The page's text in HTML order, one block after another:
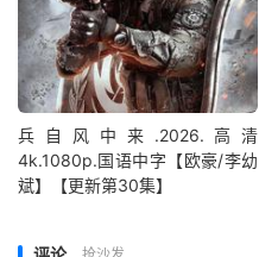
兵自风中来‎.2026.高清
4k.1080p.国语中字【欧豪/李幼
斌】【更新第30集】